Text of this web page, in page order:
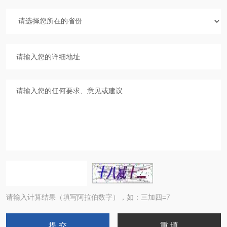
请输入计算结果（填写阿拉伯数字），如：三加四=7